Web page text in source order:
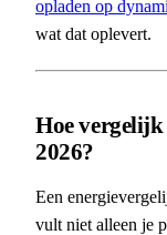
opladen op
wat dat oplevert.
Hoe
2026?
Een
vult niet alleen je